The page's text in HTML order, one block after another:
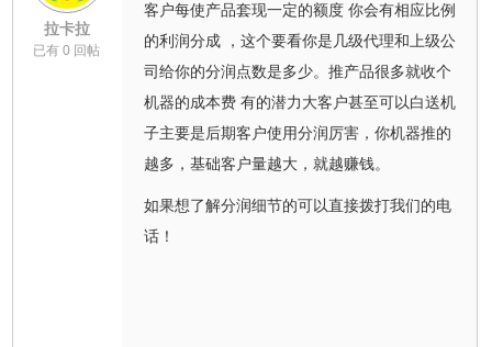
拉卡拉
已有 0 回帖
客户每使产品套现一定的额度 你会有相应比例
的利润分成 ，这个要看你是几级代理和上级公
司给你的分润点数是多少。推产品很多就收个
机器的成本费 有的潜力大客户甚至可以白送机
子主要是后期客户使用分润厉害，你机器推的
越多，基础客户量越大，就越赚钱。
如果想了解分润细节的可以直接拨打我们的电
话！